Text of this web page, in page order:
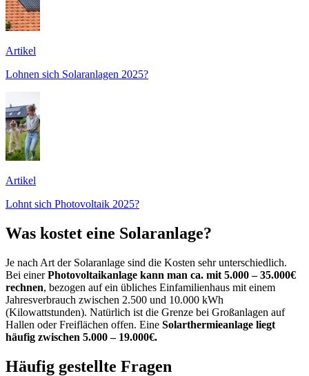
Artikel
Lohnen sich Solaranlagen 2025?
Artikel
Lohnt sich Photovoltaik 2025?
Was kostet eine Solaranlage?
Je nach Art der Solaranlage sind die Kosten sehr unterschiedlich.
Bei einerPhotovoltaikanlage kann man ca. mit 5.000 – 35.000€
rechnen, bezogen auf ein übliches Einfamilienhaus mit einem
Jahresverbrauch zwischen 2.500 und 10.000 kWh
(Kilowattstunden). Natürlich ist die Grenze bei Großanlagen auf
Hallen oder Freiflächen offen. Eine Solarthermieanlage liegt
häufig zwischen 5.000 – 19.000€.
Häufig gestellte Fragen